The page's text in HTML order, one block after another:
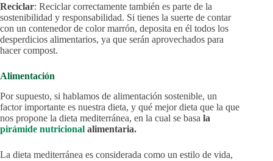
Reciclar: Reciclar correctamente también es parte de la
sostenibilidad y responsabilidad. Si tienes la suerte de contar
con un contenedor de color marrón, deposita en él todos los
desperdicios alimentarios, ya que serán aprovechados para
hacer compost.
Alimentación
Por supuesto, si hablamos de alimentación sostenible, un
factor importante es nuestra dieta, y qué mejor dieta que la que
nos propone la dieta mediterránea, en la cual se basa la
pirámide nutricional alimentaria.
La dieta mediterránea es considerada como un estilo de vida,